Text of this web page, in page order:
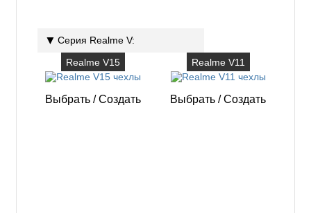
Серия Realme V:
Realme V15
Выбрать /Создать
Realme V11
Выбрать /Создать